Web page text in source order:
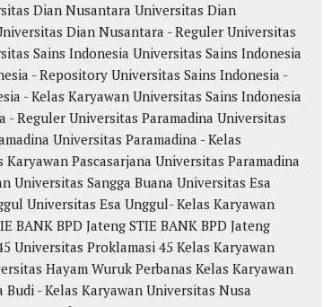
Dian Nusantara Universitas Dian
Dian Nusantara - Reguler Universitas
Sains Indonesia Universitas Sains Indonesia
- Repository Universitas Sains Indonesia -
- Kelas Karyawan Universitas Sains Indonesia
- Reguler Universitas Paramadina Universitas
Universitas Paramadina - Kelas
Karyawan Pascasarjana Universitas Paramadina
Universitas Sangga Buana Universitas Esa
Universitas Esa Unggul- Kelas Karyawan
BANK BPD JatengSTIE BANK BPD Jateng
Universitas Proklamasi 45 Kelas Karyawan
Hayam Wuruk Perbanas Kelas Karyawan
Budi - Kelas Karyawan Universitas Nusa